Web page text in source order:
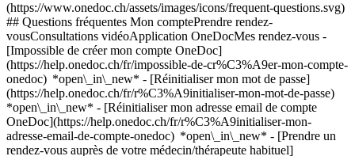
(https://www.onedoc.ch/assets/images/icons/frequent-questions.svg)
## Questions fréquentes Mon comptePrendre rendez-
vousConsultations vidéoApplication OneDocMes rendez-vous -
[Impossible de créer mon compte OneDoc]
(https://help.onedoc.ch/fr/impossible-de-cr%C3%A9er-mon-compte-
onedoc) *open\_in\_new* - [Réinitialiser mon mot de passe]
(https://help.onedoc.ch/fr/r%C3%A9initialiser-mon-mot-de-passe)
*open\_in\_new* - [Réinitialiser mon adresse email de compte
OneDoc](https://help.onedoc.ch/fr/r%C3%A9initialiser-mon-
adresse-email-de-compte-onedoc) *open\_in\_new* - [Prendre un
rendez-vous auprès de votre médecin/thérapeute habituel]